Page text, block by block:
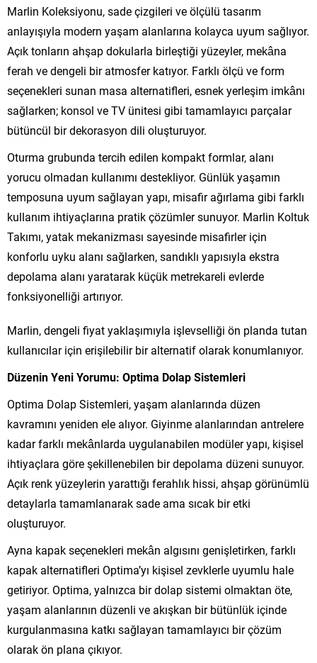
Marlin Koleksiyonu, sade çizgileri ve ölçülü tasarım
anlayışıyla modern yaşam alanlarına kolayca uyum sağlıyor.
Açık tonların ahşap dokularla birleştiği yüzeyler, mekâna
ferah ve dengeli bir atmosfer katıyor. Farklı ölçü ve form
seçenekleri sunan masa alternatifleri, esnek yerleşim imkânı
sağlarken; konsol ve TV ünitesi gibi tamamlayıcı parçalar
bütüncül bir dekorasyon dili oluşturuyor.
Oturma grubunda tercih edilen kompakt formlar, alanı
yorucu olmadan kullanımı destekliyor. Günlük yaşamın
temposuna uyum sağlayan yapı, misafir ağırlama gibi farklı
kullanım ihtiyaçlarına pratik çözümler sunuyor. Marlin Koltuk
Takımı, yatak mekanizması sayesinde misafirler için
konforlu uyku alanı sağlarken, sandıklı yapısıyla ekstra
depolama alanı yaratarak küçük metrekareli evlerde
fonksiyonelliği artırıyor.
Marlin, dengeli fiyat yaklaşımıyla işlevselliği ön planda tutan
kullanıcılar için erişilebilir bir alternatif olarak konumlanıyor.
Düzenin Yeni Yorumu: Optima Dolap Sistemleri
Optima Dolap Sistemleri, yaşam alanlarında düzen
kavramını yeniden ele alıyor. Giyinme alanlarından antrelere
kadar farklı mekânlarda uygulanabilen modüler yapı, kişisel
ihtiyaçlara göre şekillenebilen bir depolama düzeni sunuyor.
Açık renk yüzeylerin yarattığı ferahlık hissi, ahşap görünümlü
detaylarla tamamlanarak sade ama sıcak bir etki
oluşturuyor.
Ayna kapak seçenekleri mekân algısını genişletirken, farklı
kapak alternatifleri Optima’yı kişisel zevklerle uyumlu hale
getiriyor. Optima, yalnızca bir dolap sistemi olmaktan öte,
yaşam alanlarının düzenli ve akışkan bir bütünlük içinde
kurgulanmasına katkı sağlayan tamamlayıcı bir çözüm
olarak ön plana çıkıyor.